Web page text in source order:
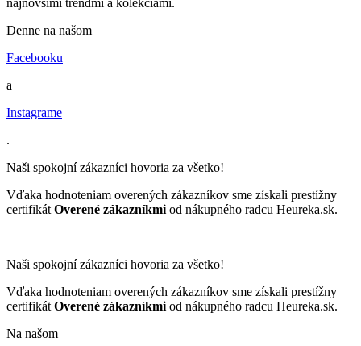
Denne na našom
Facebooku
a
Instagrame
.
Naši spokojní zákazníci hovoria za všetko!
Vďaka hodnoteniam overených zákazníkov sme získali prestížny
certifikát Overené zákazníkmi od nákupného radcu Heureka.sk.
Naši spokojní zákazníci hovoria za všetko!
Vďaka hodnoteniam overených zákazníkov sme získali prestížny
certifikát Overené zákazníkmi od nákupného radcu Heureka.sk.
Na našom